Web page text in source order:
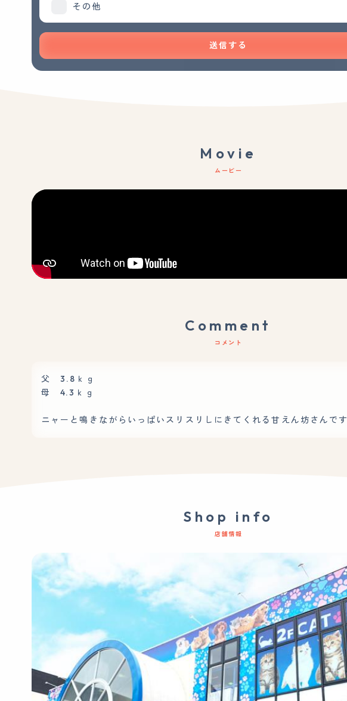
その他
送信する
Movie
ムービー
Comment
コメント
父 3.8ｋｇ
母 4.3ｋｇ
ニャーと鳴きながらいっぱいスリスリしにきてくれる甘えん坊さんです
Shop info
店舗情報